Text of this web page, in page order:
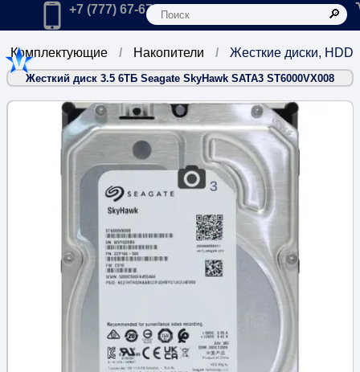
Главная
Позвонить в компанию по телефону:
+7 (777) 67-67-666
Жесткие диски, HDD
Накопители
Комплектующие
Жесткий диск 3.5 6ТБ Seagate SkyHawk SATA3 ST6000VX008
3